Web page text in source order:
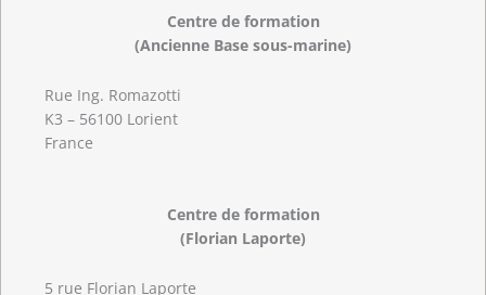
Centre de formation
(Ancienne Base sous-marine)
Rue Ing. Romazotti
K3 – 56100 Lorient
France
Centre de formation
(Florian Laporte)
5 rue Florian Laporte